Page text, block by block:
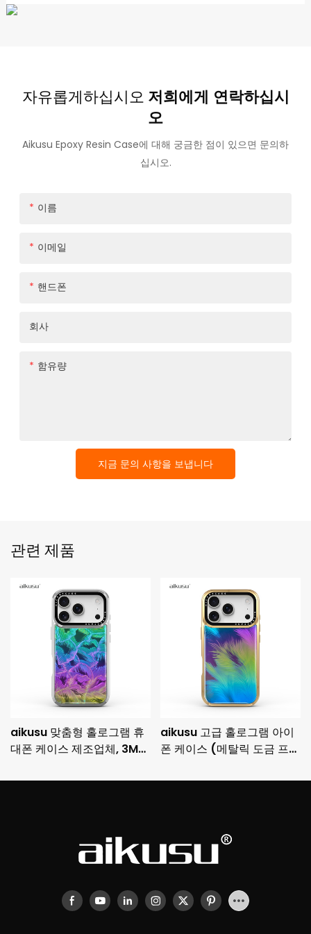
자유롭게하십시오 저희에게 연락하십시
오
Aikusu Epoxy Resin Case에 대해 궁금한 점이 있으면 문의하
십시오.
이름
이메일
핸드폰
회사
함유량
지금 문의 사항을 보냅니다
관련 제품
aikusu 맞춤형 홀로그램 휴
대폰 케이스 제조업체, 3M
aikusu 고급 홀로그램 아이
폰 케이스 (메탈릭 도금 프레
함)